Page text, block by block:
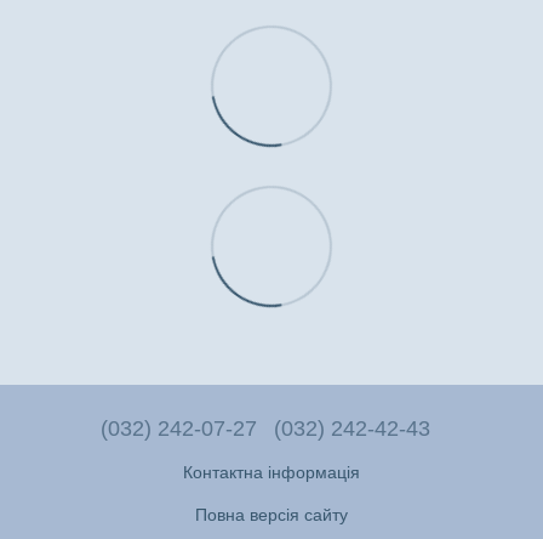
(032) 242-07-27 (032) 242-42-43
Контактна інформація
Повна версія сайту